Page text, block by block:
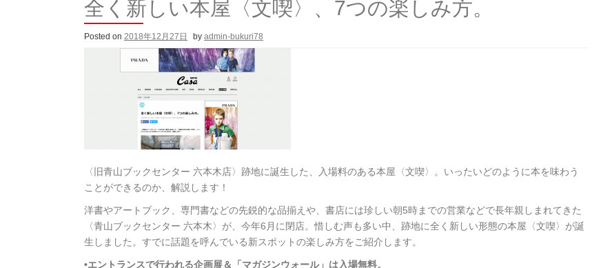
全く新しい本屋〈文喫〉、7つの楽しみ方。
Posted on 2018年12月27日 by admin-bukuri78
〈旧青山ブックセンター 六本木店〉跡地に誕生した、入場料のある本屋〈文喫〉。いったいどのように本を味わう
ことができるのか、解説します！
洋書やアートブック、専門書などの先鋭的な品揃えや、書店には珍しい朝5時までの営業などで長年親しまれてきた
〈青山ブックセンター 六本木〉が、今年6月に閉店。惜しむ声も多い中、跡地に全く新しい形態の本屋〈文喫〉が誕
生しました。すでに話題を呼んでいる新スポットの楽しみ方をご紹介します。
•エントランスで行われる企画展＆「マガジンウォール」は入場無料。